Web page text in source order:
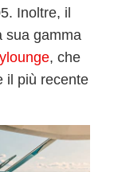
. Inoltre, il
sua gamma
, che
il più recente